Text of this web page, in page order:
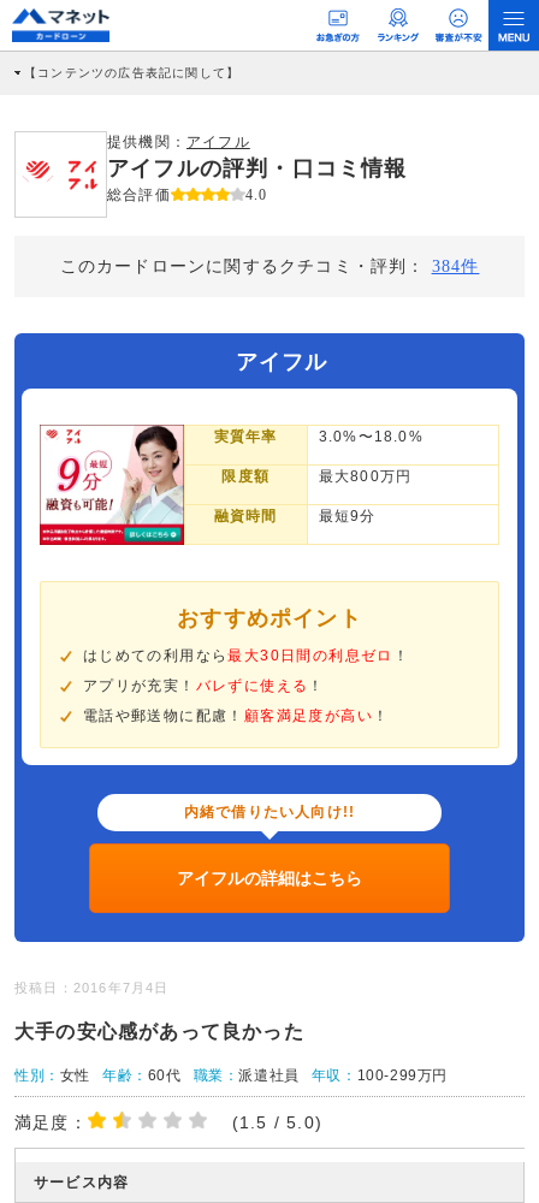
【コンテンツの広告表記に関して】
社に対して企業から紹介報酬が支払われるという収益モデルです。 ただし、特定の
商品を根拠なくPRするものではなく、当編集部の調査／ユーザーへの口コミ収集な
どに基づき、公平性を担保した情報提供を行っています。
>提携企業一覧
提供機関： アイフル
アイフルの評判・口コミ情報
総合評価 4.0
このカードローンに関するクチコミ・評判： 384件
アイフル
実質年率 3.0%〜18.0%
限度額 最大800万円
融資時間 最短9分
おすすめポイント
はじめての利用なら最大30日間の利息ゼロ
！
アプリが充実！ バレずに使える ！
電話や郵送物に配慮！ 顧客満足度が高い ！
内緒で借りたい人向け!!
アイフルの詳細はこちら
投稿日：2016年7月4日
大手の安心感があって良かった
性別： 女性 年齢： 60代 職業：派遣社員 年収： 100-299万円
満足度： (1.5 / 5.0)
サービス内容